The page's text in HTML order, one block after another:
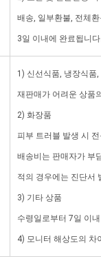
배송, 일부환불, 전체
3일 이내에 완료됩니
1) 신선식품, 냉장식품
재판매가 어려운 상품
2) 화장품
피부 트러블 발생 시
배송비는 판매자가 부
적의 경우에는 진단서
3) 기타 상품
수령일로부터 7일 이
4) 모니터 해상도의 차